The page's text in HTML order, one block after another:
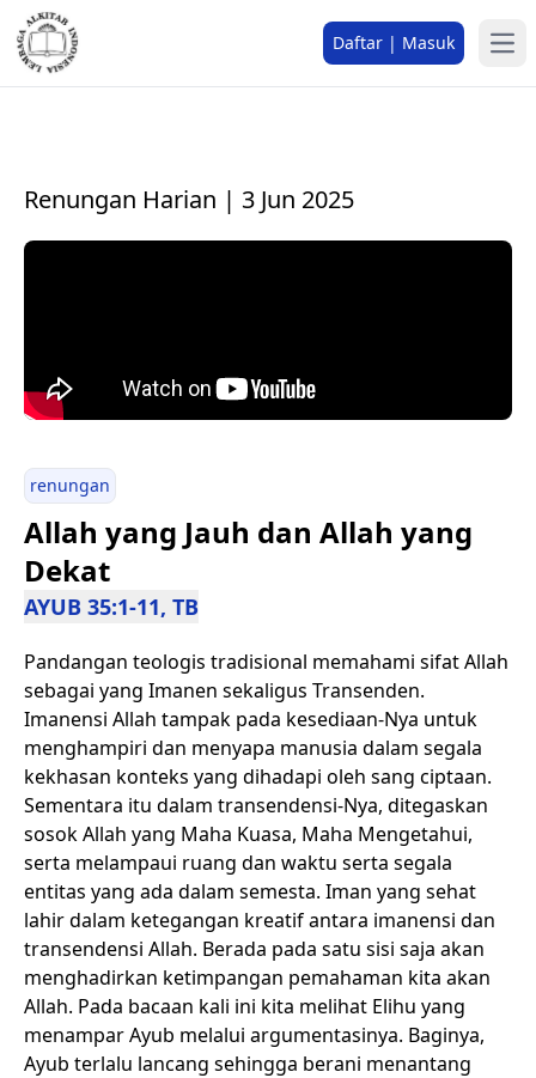
Daftar | Masuk
Renungan Harian | 3 Jun 2025
renungan
Allah yang Jauh dan Allah yang
Dekat
AYUB 35:1-11, TB
Pandangan teologis tradisional memahami sifat Allah
sebagai yang Imanen sekaligus Transenden.
Imanensi Allah tampak pada kesediaan-Nya untuk
menghampiri dan menyapa manusia dalam segala
kekhasan konteks yang dihadapi oleh sang ciptaan.
Sementara itu dalam transendensi-Nya, ditegaskan
sosok Allah yang Maha Kuasa, Maha Mengetahui,
serta melampaui ruang dan waktu serta segala
entitas yang ada dalam semesta. Iman yang sehat
lahir dalam ketegangan kreatif antara imanensi dan
transendensi Allah. Berada pada satu sisi saja akan
menghadirkan ketimpangan pemahaman kita akan
Allah. Pada bacaan kali ini kita melihat Elihu yang
menampar Ayub melalui argumentasinya. Baginya,
Ayub terlalu lancang sehingga berani menantang